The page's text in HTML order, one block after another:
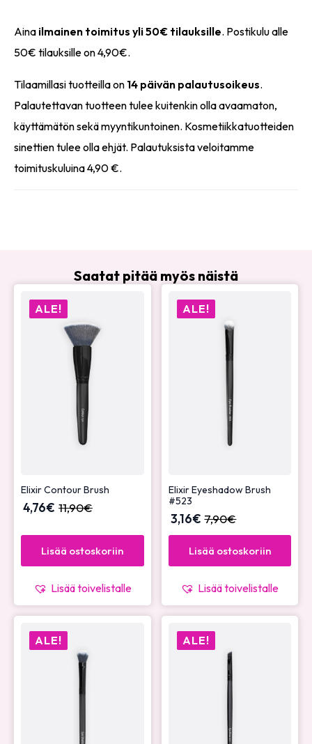
Aina ilmainen toimitus yli 50€ tilauksille. Postikulu alle
50€ tilauksille on 4,90€.
Tilaamillasi tuotteilla on 14 päivän palautusoikeus.
Palautettavan tuotteen tulee kuitenkin olla avaamaton,
käyttämätön sekä myyntikuntoinen. Kosmetiikkatuotteiden
sinettien tulee olla ehjät. Palautuksista veloitamme
toimituskuluina 4,90 €.
Saatat pitää myös näistä
ALE!
Elixir Contour Brush
11,90€
4,76€
Lisää ostoskoriin
Lisää toivelistalle
ALE!
Elixir Eyeshadow Brush
#523
7,90€
3,16€
Lisää ostoskoriin
Lisää toivelistalle
ALE! ALE!